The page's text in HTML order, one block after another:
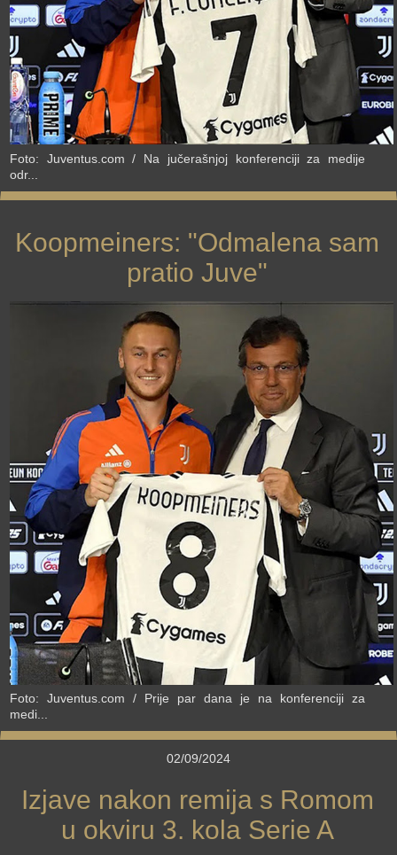
Foto: Juventus.com / Na jučerašnjoj konferenciji za medije
odr...
Koopmeiners: "Odmalena sam
pratio Juve"
›
Foto: Juventus.com / Prije par dana je na konferenciji za
medi...
02/09/2024
Izjave nakon remija s Romom
u okviru 3. kola Serie A